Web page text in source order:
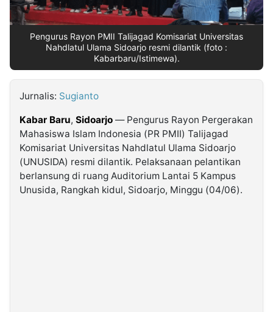
Kabarbaru.co
2026
Pengurus Rayon PMII Talijagad Komisariat Universitas
Nahdlatul Ulama Sidoarjo resmi dilantik (foto :
Kabarbaru/Istimewa).
Jurnalis: Sugianto
Kabar Baru, Sidoarjo — Pengurus Rayon Pergerakan
Mahasiswa Islam Indonesia (PR PMII) Talijagad
Komisariat Universitas Nahdlatul Ulama Sidoarjo
(UNUSIDA) resmi dilantik. Pelaksanaan pelantikan
berlansung di ruang Auditorium Lantai 5 Kampus
Unusida, Rangkah kidul, Sidoarjo, Minggu (04/06).